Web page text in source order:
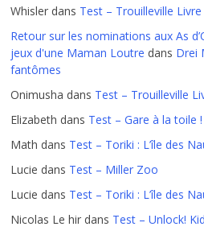
Whisler dans Test – Trouilleville
Retour sur les nominations aux As
jeux d'une Maman Loutre dans Drei
fantômes
Onimusha dans Test – Trouilleville
Elizabeth dans Test – Gare à la toile !
Math dans Test – Toriki : L’île des
Lucie dans Test – Miller Zoo
Lucie dans Test – Toriki : L’île des
Nicolas Le hir dans Test – Unlock!